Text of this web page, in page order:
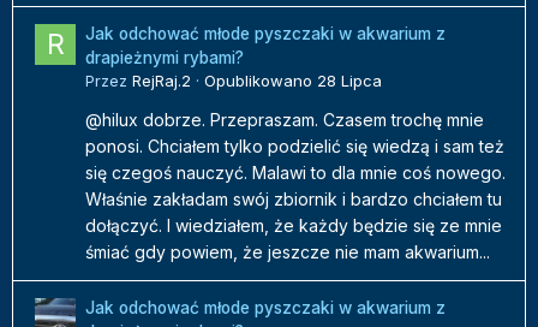
Jak odchować młode pyszczaki w akwarium z
drapieżnymi rybami?
Przez RejRaj.2 · Opublikowano 28 Lipca
@hilux dobrze. Przepraszam. Czasem trochę mnie
ponosi. Chciałem tylko podzielić się wiedzą i sam też
się czegoś nauczyć. Malawi to dla mnie coś nowego.
Właśnie zakładam swój zbiornik i bardzo chciałem tu
dołączyć. I wiedziałem, że każdy będzie się ze mnie
śmiać gdy powiem, że jeszcze nie mam akwarium...
Jak odchować młode pyszczaki w akwarium z